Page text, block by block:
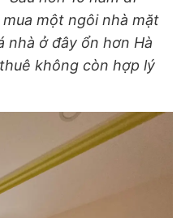
một ngôi nhà mặt
nhà ở đây ổn hơn Hà
không còn hợp lý